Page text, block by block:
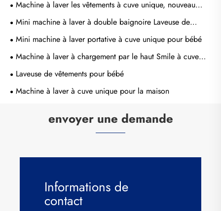
Machine à laver les vêtements à cuve unique, nouveau
design
Mini machine à laver à double baignoire Laveuse de
vêtements pour bébé
Mini machine à laver portative à cuve unique pour bébé
Machine à laver à chargement par le haut Smile à cuve
unique pour lave-linge
Laveuse de vêtements pour bébé
Machine à laver à cuve unique pour la maison
envoyer une demande
Informations de
contact